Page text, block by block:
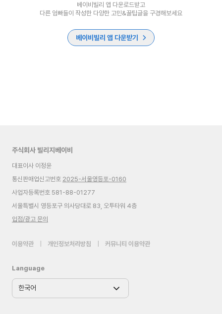
베이비빌리 앱 다운로드받고
다른 엄빠들이 작성한 다양한 고민&꿀팁글을 구경해보세요
베이비빌리 앱 다운받기
주식회사 빌리지베이비
대표이사 이정윤
통신판매업신고번호 2025-서울영등포-0160
사업자등록번호 581-88-01277
서울특별시 영등포구 의사당대로 83, 오투타워 4층
입점/광고 문의
이용약관 개인정보처리방침 커뮤니티 이용약관
Language